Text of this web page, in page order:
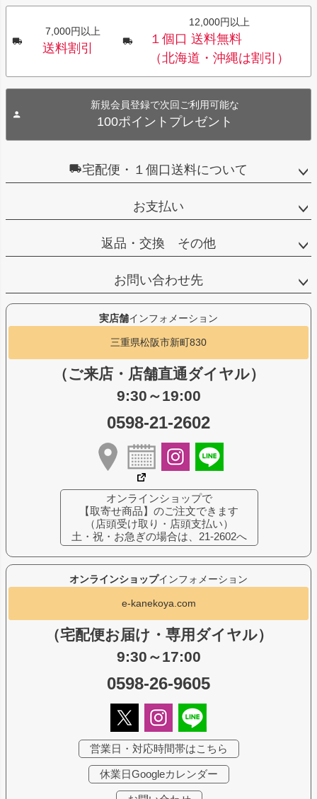
7,000円以上
送料割引
12,000円以上
１個口 送料無料
（北海道・沖縄は割引）
新規会員登録で次回ご利用可能な
100ポイントプレゼント
宅配便・１個口送料について
お支払い
返品・交換 その他
お問い合わせ先
オンラインショップインフォメーション
e-kanekoya.com
（宅配便お届け・専用ダイヤル）
9:30～17:00
0598-26-9605
営業日・対応時間帯はこちら
休業日Googleカレンダー
実店舗インフォメーション
三重県松阪市新町830
（ご来店・店舗直通ダイヤル）
9:30～19:00
0598-21-2602
オンラインショップで
【取寄せ商品】のご注文できます
（店頭受け取り・店頭支払い）
土・祝・お急ぎの場合は、21-2602へ